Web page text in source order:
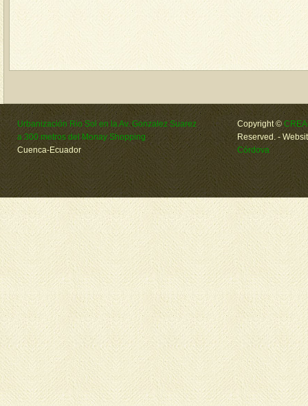
Urbanización Rio Sol en la Av. Gonzalez Suarez
a 300 metros del Monay Shopping
Cuenca-Ecuador
Copyright ©
Reserved.-
Córdova